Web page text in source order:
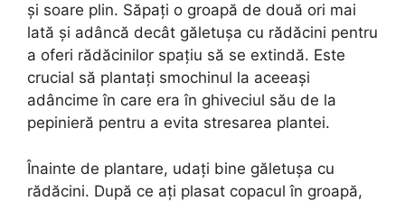
și soare plin. Săpați o groapă de două ori mai
lată și adâncă decât găletușa cu rădăcini pentru
a oferi rădăcinilor spațiu să se extindă. Este
crucial să plantați smochinul la aceeași
adâncime în care era în ghiveciul său de la
pepinieră pentru a evita stresarea plantei.
Înainte de plantare, udați bine găletușa cu
rădăcini. După ce ați plasat copacul în groapă,